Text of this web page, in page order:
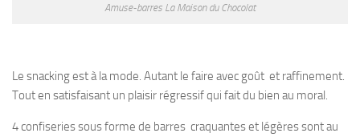
Amuse-barres La Maison du Chocolat
Le snacking est à la mode. Autant le faire avec goût et raffinement.
Tout en satisfaisant un plaisir régressif qui fait du bien au moral.
4 confiseries sous forme de barres craquantes et légères sont au